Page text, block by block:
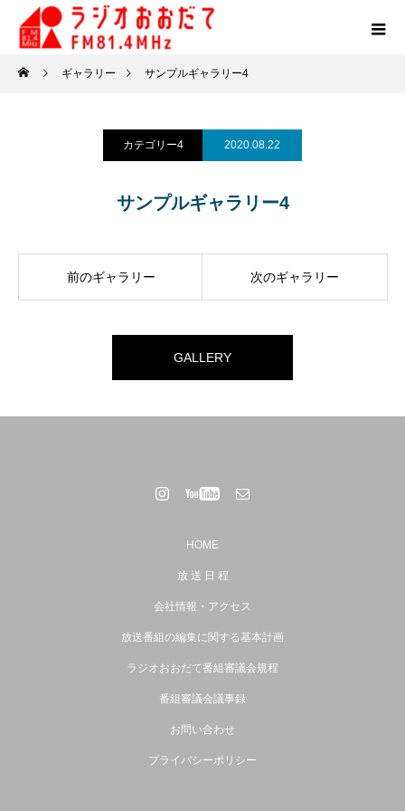
ギャラリー サンプルギャラリー4
カテゴリー4 2020.08.22
サンプルギャラリー4
前のギャラリー 次のギャラリー
GALLERY
HOME
放 送 日 程
会社情報・アクセス
放送番組の編集に関する基本計画
ラジオおおだて番組審議会規程
番組審議会議事録
お問い合わせ
プライバシーポリシー